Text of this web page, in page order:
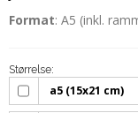
Format: A5 (inkl.
Størrelse:
a5 (15x21 cm)